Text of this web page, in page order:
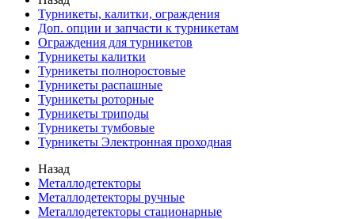
Турникеты, калитки, ограждения
Доп. опции и запчасти к турникетам
Ограждения для турникетов
Турникеты калитки
Турникеты полноростовые
Турникеты распашные
Турникеты роторные
Турникеты триподы
Турникеты тумбовые
Турникеты Электронная проходная
Назад
Металлодетекторы
Металлодетекторы ручные
Металлодетекторы стационарные